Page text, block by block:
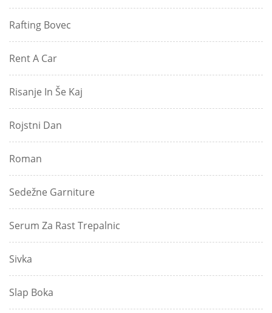
Rafting Bovec
Rent A Car
Risanje In Še Kaj
Rojstni Dan
Roman
Sedežne Garniture
Serum Za Rast Trepalnic
Sivka
Slap Boka